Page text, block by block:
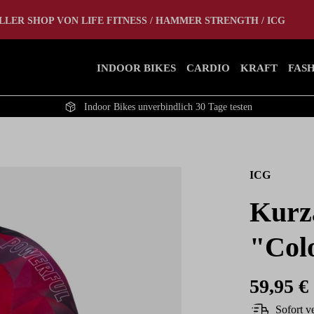
SHOP VON LIFE FITNESS / HAMMER STRENGTH / ICG
INDOOR BIKES CARDIO KRAFT
Indoor Bikes unverbindlich 30 Tage testen
ICG
59,95 €
Sofort